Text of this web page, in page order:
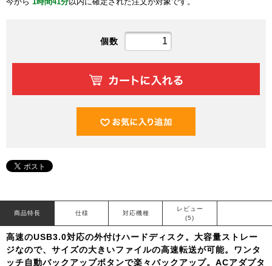
個数
商品特長 仕様 対応機種
レビュー
(5)
高速のUSB3.0対応の外付けハードディスク。大容量ストレー
ジなので、サイズの大きいファイルの高速転送が可能。ワンタ
ッチ自動バックアップボタンで楽々バックアップ。ACアダプタ